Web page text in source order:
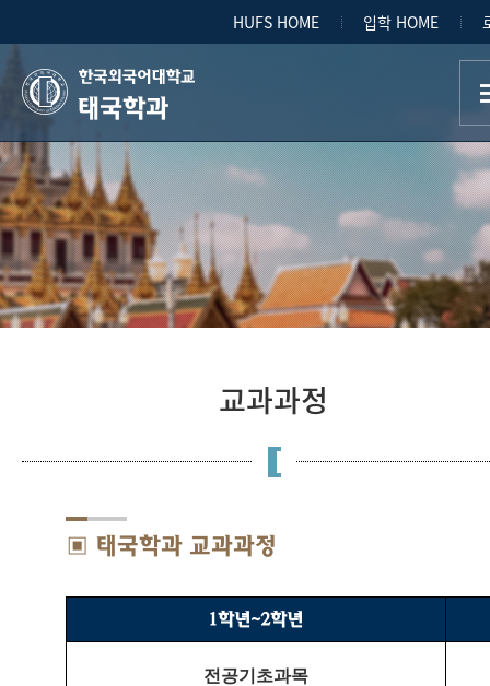
HUFS HOME 입학 HOME
태국학과
교과과정
▣ 태국학과 교과과정
1학년~2학년
전공기초과목